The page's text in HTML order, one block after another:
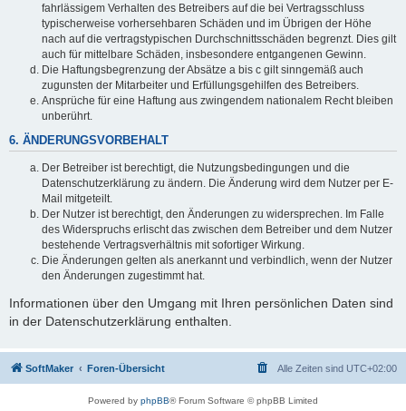
fahrlässigem Verhalten des Betreibers auf die bei Vertragsschluss
typischerweise vorhersehbaren Schäden und im Übrigen der Höhe
nach auf die vertragstypischen Durchschnittsschäden begrenzt. Dies gilt
auch für mittelbare Schäden, insbesondere entgangenen Gewinn.
Die Haftungsbegrenzung der Absätze a bis c gilt sinngemäß auch
zugunsten der Mitarbeiter und Erfüllungsgehilfen des Betreibers.
Ansprüche für eine Haftung aus zwingendem nationalem Recht bleiben
unberührt.
6. ÄNDERUNGSVORBEHALT
Der Betreiber ist berechtigt, die Nutzungsbedingungen und die
Datenschutzerklärung zu ändern. Die Änderung wird dem Nutzer per E-
Mail mitgeteilt.
Der Nutzer ist berechtigt, den Änderungen zu widersprechen. Im Falle
des Widerspruchs erlischt das zwischen dem Betreiber und dem Nutzer
bestehende Vertragsverhältnis mit sofortiger Wirkung.
Die Änderungen gelten als anerkannt und verbindlich, wenn der Nutzer
den Änderungen zugestimmt hat.
Informationen über den Umgang mit Ihren persönlichen Daten sind
in der Datenschutzerklärung enthalten.
SoftMaker Foren-Übersicht Alle Zeiten sind UTC+02:00
Powered by phpBB® Forum Software © phpBB Limited